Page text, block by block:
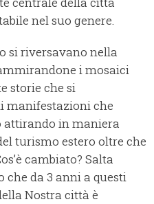
nel suo genere.
si riversavano nella
i mosaici
storie che si
manifestazioni che
in maniera
turismo estero oltre che
cambiato? Salta
che da 3 anni a questi
Nostra città è